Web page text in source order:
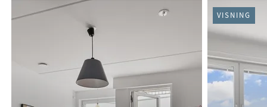
VISNING